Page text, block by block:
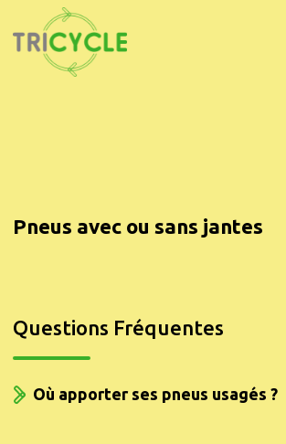
Pneus avec ou sans jantes
Questions Fréquentes
Où apporter ses pneus usagés ?